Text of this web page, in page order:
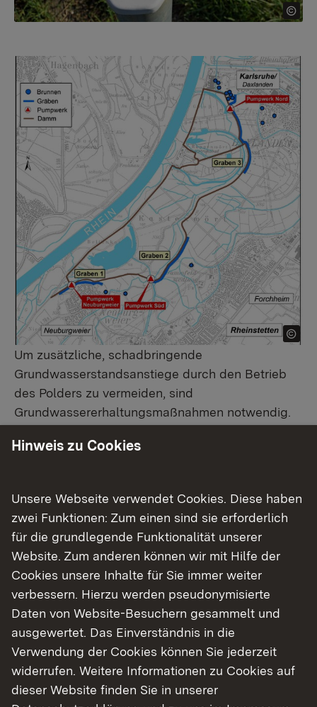
Show larger version
Um zusätzliche, schadbringende
Grundwasserstandsanstiege durch den Betrieb
des Polders zu vermeiden, sind
Grundwassererhaltungsmaßnahmen notwendig.
bei Bedarf den Grundwasserstand. In Daxlanden,
Drainagen, Gräben, Teiche und
Grundwasserbrunnen angelegt.
Im Einzelnen werden gebaut:
1 Grundwasserentnahmebrunnen in
Neuburgweier
2 Grundwasserentnahmebrunnen bei
Aussiedlerhöfen
Differenziertes Grabensystem und
Drainageleitung in Neuburgweier
Hinweis zu Cookies
Unsere Webseite verwendet Cookies. Diese haben
zwei Funktionen: Zum einen sind sie erforderlich
für die grundlegende Funktionalität unserer
Website. Zum anderen können wir mit Hilfe der
Cookies unsere Inhalte für Sie immer weiter
verbessern. Hierzu werden pseudonymisierte
Daten von Website-Besuchern gesammelt und
ausgewertet. Das Einverständnis in die
Verwendung der Cookies können Sie jederzeit
widerrufen. Weitere Informationen zu Cookies auf
dieser Website finden Sie in unserer